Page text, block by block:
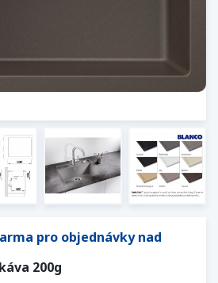
pro objednávky nad
200g